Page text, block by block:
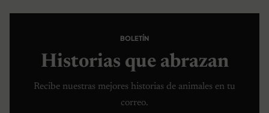
BOLETÍN
Historias que abrazan
Recibe nuestras mejores historias de animales en tu
correo.